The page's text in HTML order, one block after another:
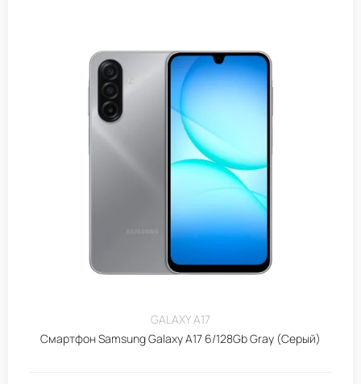
GALAXY A17
Смартфон Samsung Galaxy A17 6/128Gb Gray (Серый)